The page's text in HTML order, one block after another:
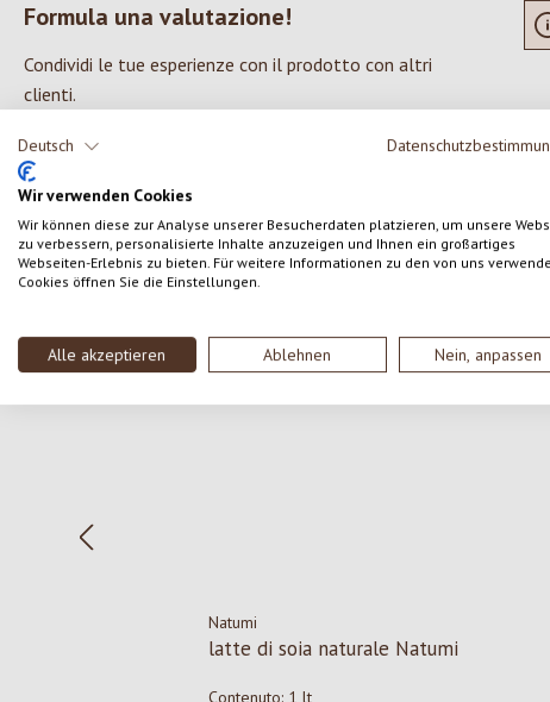
Deutsch
Wir verwenden Cookies
Wir können diese zur Analyse unserer Besucherdaten platzieren, um unsere
zu verbessern, personalisierte Inhalte anzuzeigen und Ihnen ein großartiges
Webseiten-Erlebnis zu bieten. Für weitere Informationen zu den von uns
Cookies öffnen Sie die Einstellungen.
Alle akzeptieren Ablehnen Nein, anpassen
Valutazione media di 0 su 5 stelle
Formula una valutazione!
Condividi le tue esperienze con il prodotto con altri
clienti.
SCRIVERE UNA RECENSIONE
Natumi
latte di soia naturale Natumi
Contenuto: 1 lt